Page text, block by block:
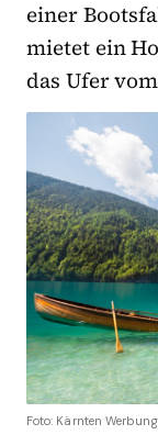
einer
mietet ein
das Ufer
Foto: Kärnten